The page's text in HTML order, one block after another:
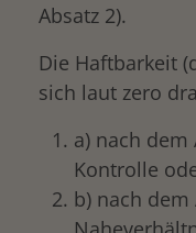
Absatz 2).
Die Haftbarkeit
sich laut zero
a) nach
Kontrolle
b) nach dem